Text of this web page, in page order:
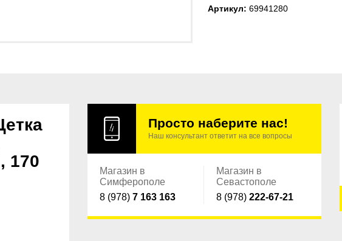
Артикул: 69941280
170
Просто наберите нас!
Наш консультант ответит на все вопросы
Магазин в
Симферополе
8 (978) 7 163 163
Магазин в
Севастополе
8 (978)222-67-21